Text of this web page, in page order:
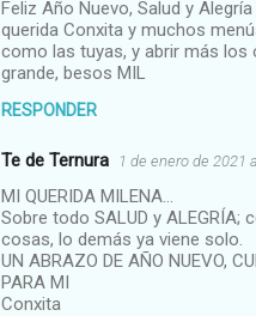
Feliz Año Nuevo, Salud y Alegría
querida Conxita y muchos
como las tuyas, y abrir más los
grande, besos MIL
RESPONDER
Te de Ternura 1 de enero de 2021
MI QUERIDA MILENA...
Sobre todo SALUD y ALEGRÍA;
cosas, lo demás ya viene solo.
UN ABRAZO DE AÑO NUEVO,
PARA MI
Conxita